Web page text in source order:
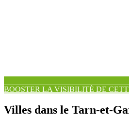
BOOSTER LA VISIBILITÉ DE
Villes dans le Tarn-et-